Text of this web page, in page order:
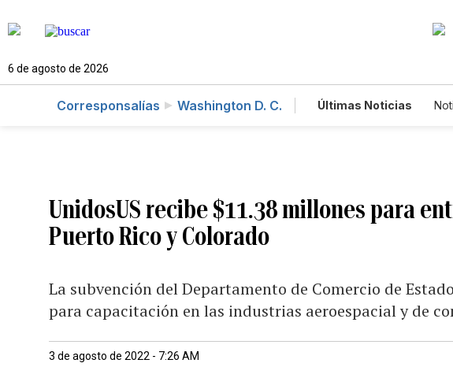
6 de agosto de 2026
Corresponsalías Washington D. C. Últimas Noticias
UnidosUS recibe $11.38 millones para
Puerto Rico y Colorado
La subvención del Departamento de Comercio de
para capacitación en las industrias aeroespacial y de
3 de agosto de 2022 - 7:26 AM